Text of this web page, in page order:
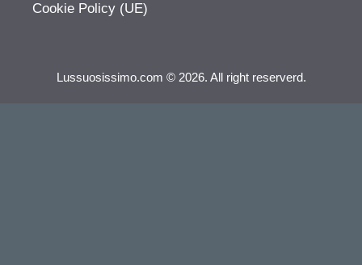
Cookie Policy (UE)
Lussuosissimo.com © 2026. All right reserverd.